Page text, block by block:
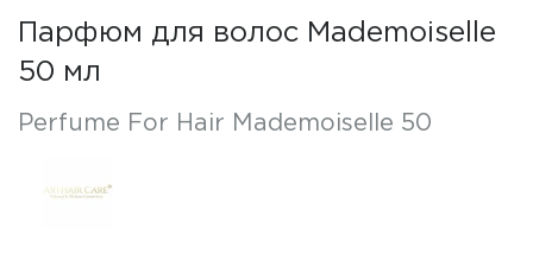
Парфюм для волос Mademoiselle
50 мл
Perfume For Hair Mademoiselle 50